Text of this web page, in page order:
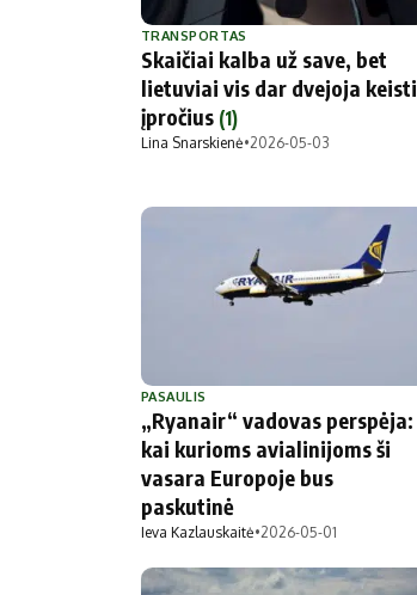
TRANSPORTAS
Skaičiai kalba už save, bet
lietuviai vis dar dvejoja keisti
įpročius (1)
Lina Snarskienė•2026-05-03
PASAULIS
„Ryanair“ vadovas perspėja:
kai kurioms avialinijoms ši
vasara Europoje bus
paskutinė
Ieva Kazlauskaitė•2026-05-01